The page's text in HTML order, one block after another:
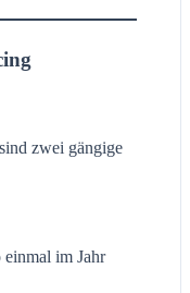
zwei gängige
im Jahr